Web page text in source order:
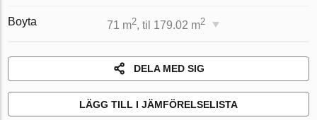
Boyta 71 m2, til 179.02 m2
DELA MED SIG
LÄGG TILL I JÄMFÖRELSELISTA